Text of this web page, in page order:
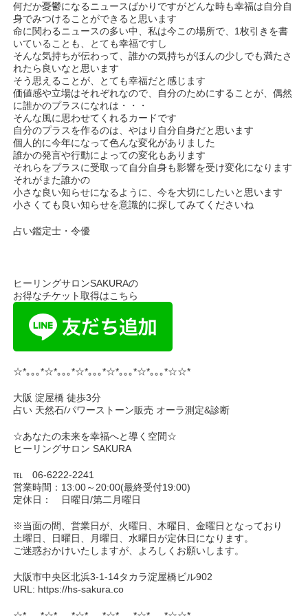
何だか憂鬱になるニュースばかりですがどんな時も幸福は自分自
身でみつけることができると思います
命に関わるニュースの多い中、私は今この場所で、1枚引きを書
いていることも、とても幸福ですし
そんな気持ちが伝わって、誰かの気持ちがほんの少しでも満たさ
れたら良いなと思います
そう思えることが、とても幸福だと感じます
価値感や立場はそれぞれなので、自分のためにすることが、偶然
に誰かのプラスになれは・・・
そんな風に思わせてくれるカードです
自分のプラスを作るのは、やはり自分自身だと思います
個人的に今年になって色んな変化がありました
誰かの発言や行動によっての変化もあります
それらをプラスに受取って自分自身も影響を受け変化になります
それがまた誰かの
小さな良い知らせになるように、今を大切にしたいと思います
小さくても良い知らせを意識的に探してみてくださいね
占い鑑定士・令優
ヒーリングサロンSAKURAの
お得なチケット取得はこちら
☆*｡｡｡*☆*｡｡｡*☆*｡｡｡*☆*｡｡｡*☆*｡｡｡*☆☆*
大阪 淀屋橋 徒歩3分
占い 天然石/パワーストーン販売 オーラ測定&診断
☆あなたの未来を幸福へと導く空間☆
ヒーリングサロン SAKURA
℡ 06-6222-2241
営業時間：13:00～20:00(最終受付19:00)
定休日： 日曜日/第二月曜日
※当面の間、営業日が、火曜日、木曜日、金曜日となっており
土曜日、日曜日、月曜日、水曜日が定休日になります。
ご迷惑おかけいたしますが、よろしくお願いします。
大阪市中央区北浜3-1-14タカラ淀屋橋ビル902
URL: https://hs-sakura.co